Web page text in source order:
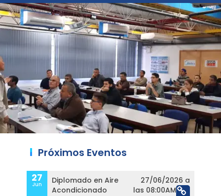
Próximos Eventos
27
Jun
Diplomado en Aire
Acondicionado
27/06/2026 a
las 08:00AM